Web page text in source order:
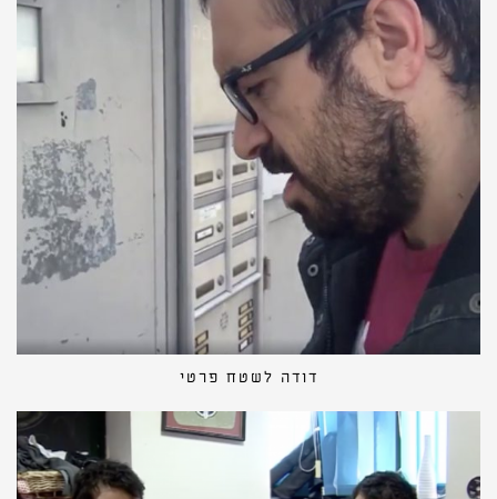
דודה לשטח פרטי